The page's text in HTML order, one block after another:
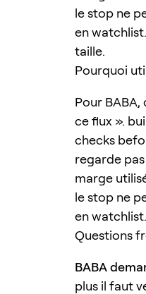
le stop ne
en
taille.
Pourquoi
Pour
ce flux ».
checks
regarde
marge
le stop ne
en
Questions
BABA
plus il faut